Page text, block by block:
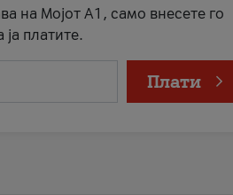
на Мојот А1, само внесете го
платите.
Плати